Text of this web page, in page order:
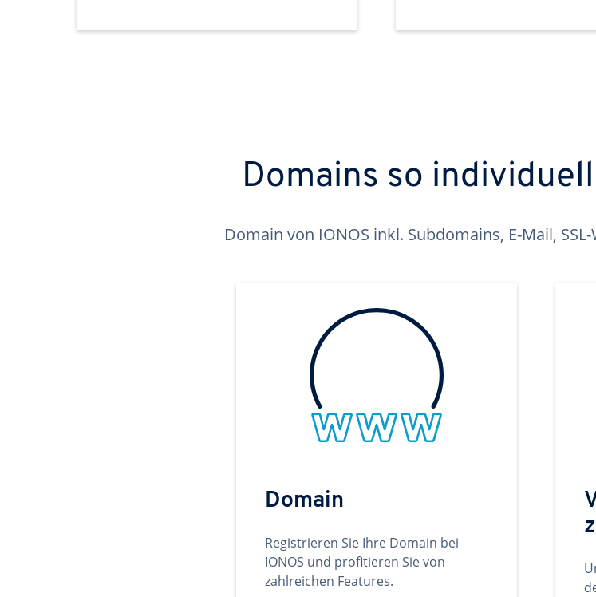
Domains so
Domain von IONOS inkl. Subdomains, E-Mail,
Domain
Registrieren Sie Ihre Domain bei
IONOS und profitieren Sie von
zahlreichen Features.